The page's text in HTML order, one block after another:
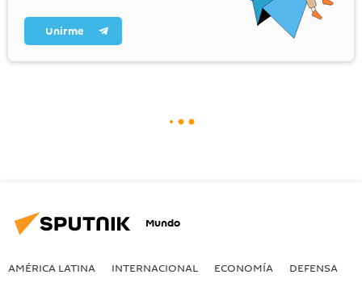
Unirme
Mundo
AMÉRICA LATINA INTERNACIONAL ECONOMÍA DEFENSA